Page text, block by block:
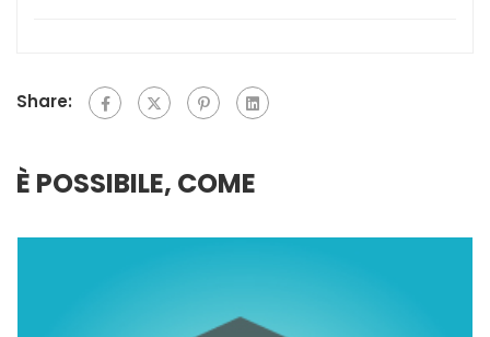
Share:
È POSSIBILE, COME